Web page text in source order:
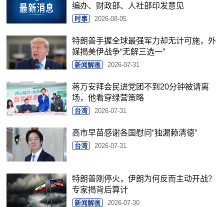
编办、财政部、人社部印发意见
时事 2026-08-05
特朗普手握全球最强军力却无计可施，外
媒揭美伊战争“无解三选一”
新闻解画 2026-07-31
蒋万安拜会民进党团不到20分钟被请离
场，他看穿绿营策略
台湾 2026-07-31
高市早苗感谢各国慰问“独漏赖清德”
台湾 2026-07-31
特朗普刚停火，伊朗为何反而主动开战？
专家揭背后算计
新闻解画 2026-07-30